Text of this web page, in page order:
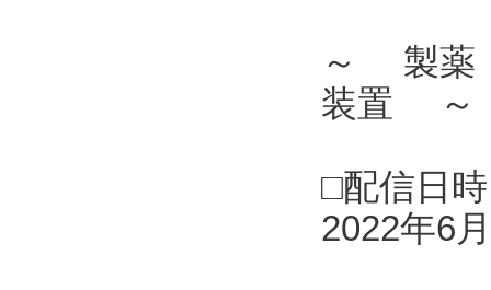
～ 製薬
装置 ～
□配信日時
2022年6